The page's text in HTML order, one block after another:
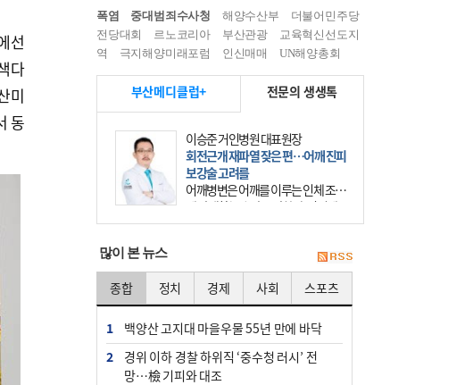
선
다
미
동
폭염 중대범죄수사청 해양수산부
더불어민주당
전당대회
르노코리아 부산관광
교육혁신선도지
역
극지해양미래포럼 인신매매 UN해양총회
부산메디클럽+ 전문의 생생톡
이승준 거인병원 대표원장
회전근개 재파열 잦은 편…어깨 진피
보강술 고려를
어깨병변은 어깨를 이루는 인체 조직
에 발생하는 손상을 말한다. 여기에
는 오십견과 회전근개 증후군, 어깨
많이 본 뉴스
종합 정치 경제 사회 스포츠
1
백양산 고지대 마을우물 55년 만에 바닥
2
경위 이하 경찰 하위직 ‘중수청 러시’ 전
망…檢 기피와 대조